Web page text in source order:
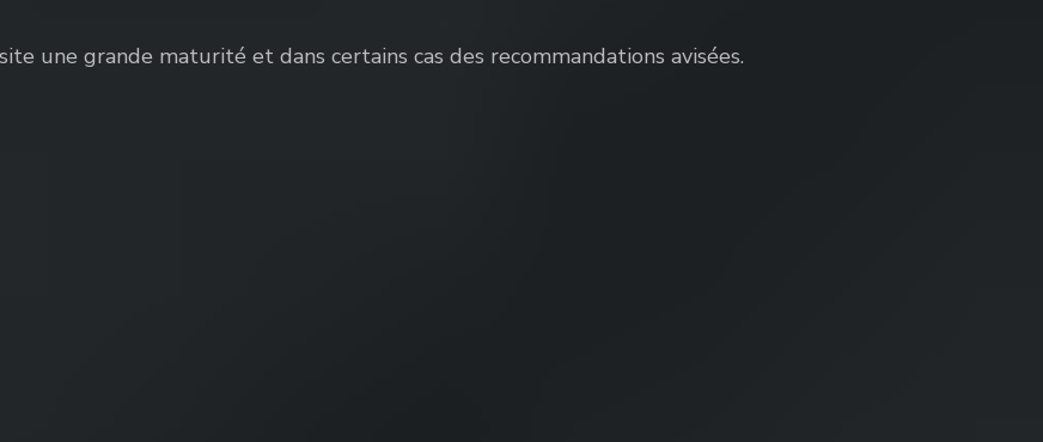
une grande maturité et dans certains cas des recommandations avisées.